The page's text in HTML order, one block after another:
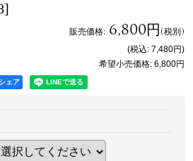
販売価格: 6,800円(税別)
(税込: 7,480円)
希望小売価格: 6,800円
ェア